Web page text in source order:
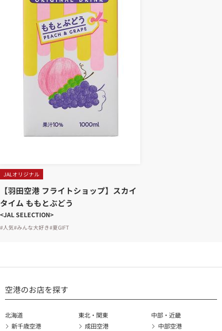
JALオリジナル
【羽田空港 フライトショップ】スカイ
タイム ももとぶどう
<JAL SELECTION>
#人気#みんな大好き#夏GIFT
空港のお店を探す
北海道
新千歳空港
東北・関東
成田空港
中部・近畿
中部空港